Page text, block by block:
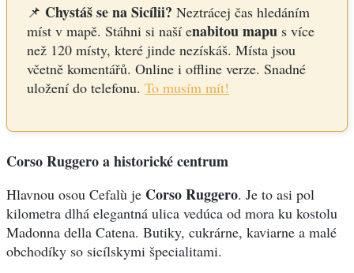
📌 Chystáš se na Sicílii? Neztrácej čas hledáním
míst v mapě. Stáhni si naší enabitou mapu s více
než 120 místy, které jinde nezískáš. Místa jsou
včetně komentářů. Online i offline verze. Snadné
uložení do telefonu. To musím mít!
Corso Ruggero a historické centrum
Hlavnou osou Cefalù je Corso Ruggero. Je to asi pol
kilometra dlhá elegantná ulica vedúca od mora ku kostolu
Madonna della Catena. Butiky, cukrárne, kaviarne a malé
obchodíky so sicílskymi špecialitami.